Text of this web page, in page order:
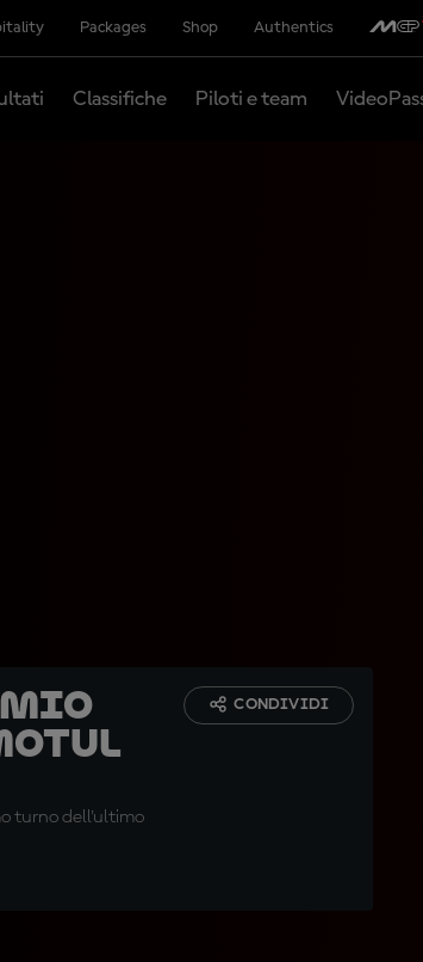
Packages Shop Authentics
Classifiche Piloti e team
turno dell'ultimo
CONDIVIDI